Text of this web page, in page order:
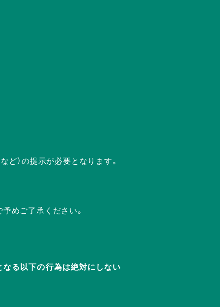
ど）の提示が必要となります。
めご了承ください。
なる以下の行為は絶対にしない